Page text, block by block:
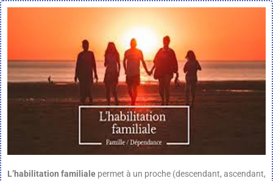
L’habilitation familiale permet à un proche (descendant, ascendant,